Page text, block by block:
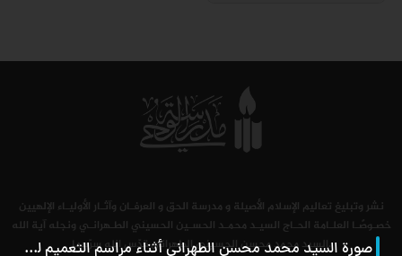
صورة السيد محمد محسن الطهراني أثناء مراسم التعميم لطلاب الحوزة
نشر وتبليغ تعاليم الإسلام الأصيلة و مدرسة الحق و العرفـان وآثـار الأوليـاء الإلهيين
خصـوصًـا العلـامة الحـاج السيـد محمـد الحسـين الحسيني الطـهرانـي ونجله آية الله
السيد محمد محسن الحسيني الطهراني قدّس الله سرّهما.